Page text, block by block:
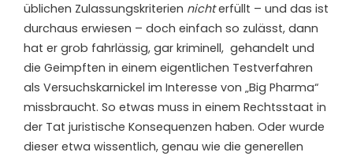
üblichen Zulassungskriterien nichterfüllt – und das ist
durchaus erwiesen – doch einfach so zulässt, dann
hat er grob fahrlässig, gar kriminell, gehandelt und
die Geimpften in einem eigentlichen Testverfahren
als Versuchskarnickel im Interesse von „Big Pharma“
missbraucht. So etwas muss in einem Rechtsstaat in
der Tat juristische Konsequenzen haben. Oder wurde
dieser etwa wissentlich, genau wie die generellen